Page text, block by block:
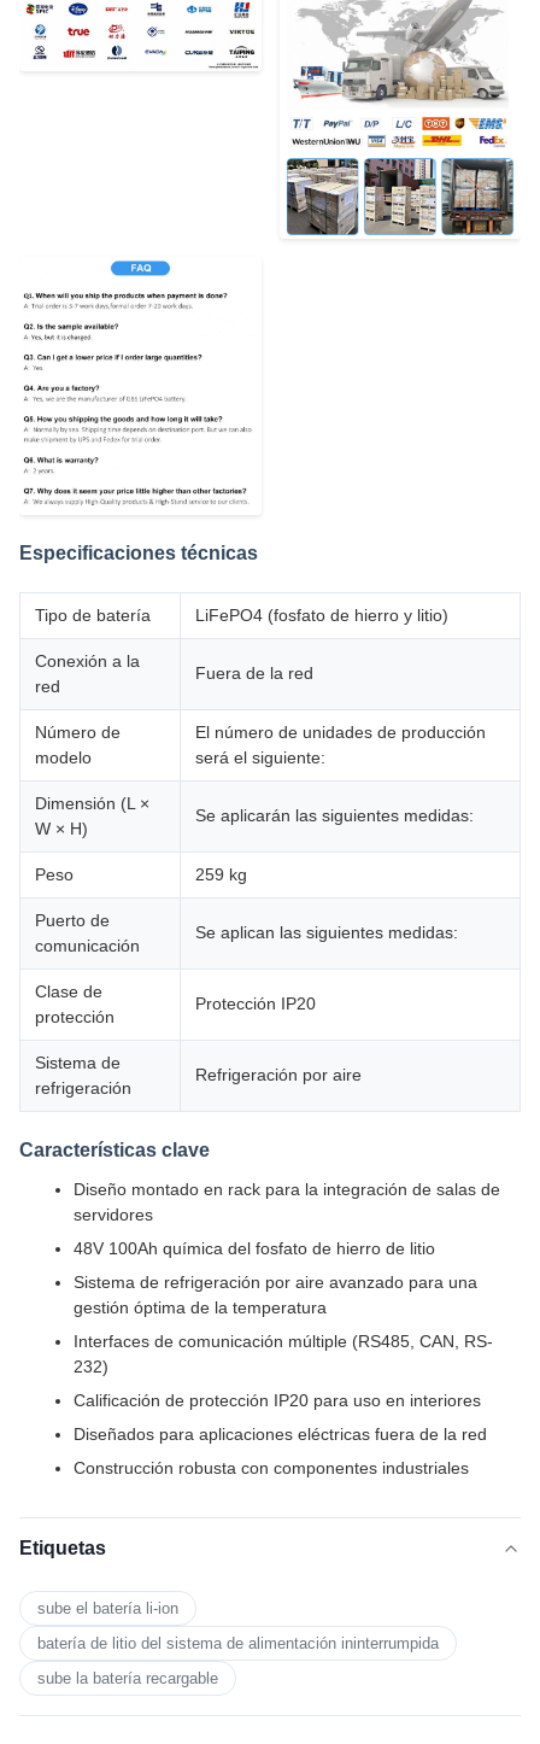
Especificaciones técnicas
Tipo de batería LiFePO4 (fosfato de hierro y litio)
Conexión a la
red
Fuera de la red
Número de
modelo
El número de unidades de producción
será el siguiente:
Dimensión (L ×
W × H)
Se aplicarán las siguientes medidas:
Peso 259 kg
Puerto de
comunicación
Se aplican las siguientes medidas:
Clase de
protección
Protección IP20
Sistema de
refrigeración
Refrigeración por aire
Características clave
Diseño montado en rack para la integración de salas de
servidores
48V 100Ah química del fosfato de hierro de litio
Sistema de refrigeración por aire avanzado para una
gestión óptima de la temperatura
Interfaces de comunicación múltiple (RS485, CAN, RS-
232)
Calificación de protección IP20 para uso en interiores
Diseñados para aplicaciones eléctricas fuera de la red
Construcción robusta con componentes industriales
Etiquetas
sube el batería li-ion
batería de litio del sistema de alimentación ininterrumpida
sube la batería recargable